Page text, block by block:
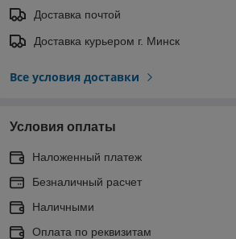
Доставка почтой
Доставка курьером г. Минск
Все условия доставки
Условия оплаты
Наложенный платеж
Безналичный расчет
Наличными
Оплата по реквизитам